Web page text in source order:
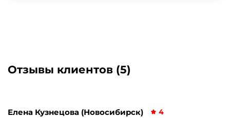
Отзывы клиентов (5)
Елена Кузнецова (Новосибирск)
4